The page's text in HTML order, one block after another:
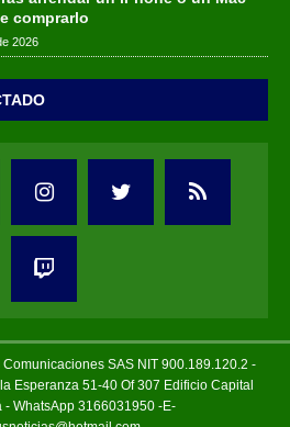
comprarlo
2026
SAS NIT 900.189.120.2 -
Esperanza 51-40 Of 307 Edificio Capital
- WhatsApp 3166031950 -E-